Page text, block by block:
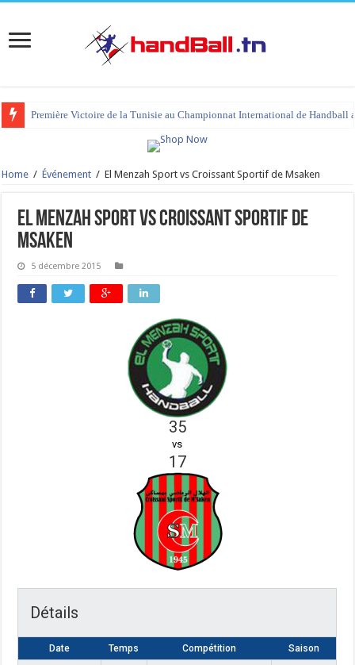
Première Victoire de la Tunisie au Championnat International de Handball
tournoi international Hammamet 2023 : programme et liste des joueurs
Home / Événement / El Menzah Sport vs Croissant Sportif de Msaken
El Menzah Sport vs Croissant Sportif de
Msaken
5 décembre 2015
35
vs
17
Détails
Date Temps Compétition Saison